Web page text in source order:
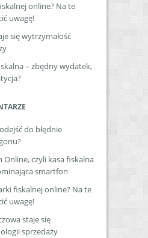
online? Na te
uwagę!
się wytrzymałość
– zbędny wydatek,
do błędnie
Online, czyli kasa fiskalna
smartfon
fiskalnej online? Na te
uwagę!
staje się
sprzedaży